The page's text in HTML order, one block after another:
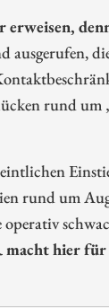
rund um
rund um
hier